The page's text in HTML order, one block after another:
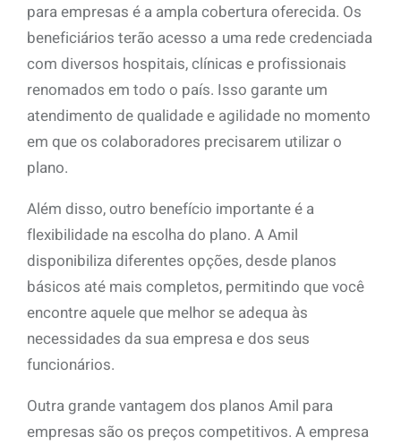
para empresas é a ampla cobertura oferecida. Os
beneficiários terão acesso a uma rede credenciada
com diversos hospitais, clínicas e profissionais
renomados em todo o país. Isso garante um
atendimento de qualidade e agilidade no momento
em que os colaboradores precisarem utilizar o
plano.
Além disso, outro benefício importante é a
flexibilidade na escolha do plano. A Amil
disponibiliza diferentes opções, desde planos
básicos até mais completos, permitindo que você
encontre aquele que melhor se adequa às
necessidades da sua empresa e dos seus
funcionários.
Outra grande vantagem dos planos Amil para
empresas são os preços competitivos. A empresa